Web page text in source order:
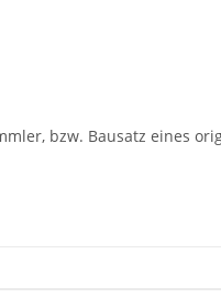
bzw. Bausatz eines